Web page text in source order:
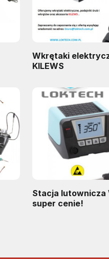
Wkrętaki
KILEWS
Stacja lutownicza
super cenie!